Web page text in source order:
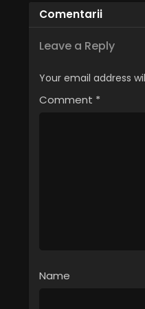
Comentarii
Leave a Reply
Your email address
Comment *
Name